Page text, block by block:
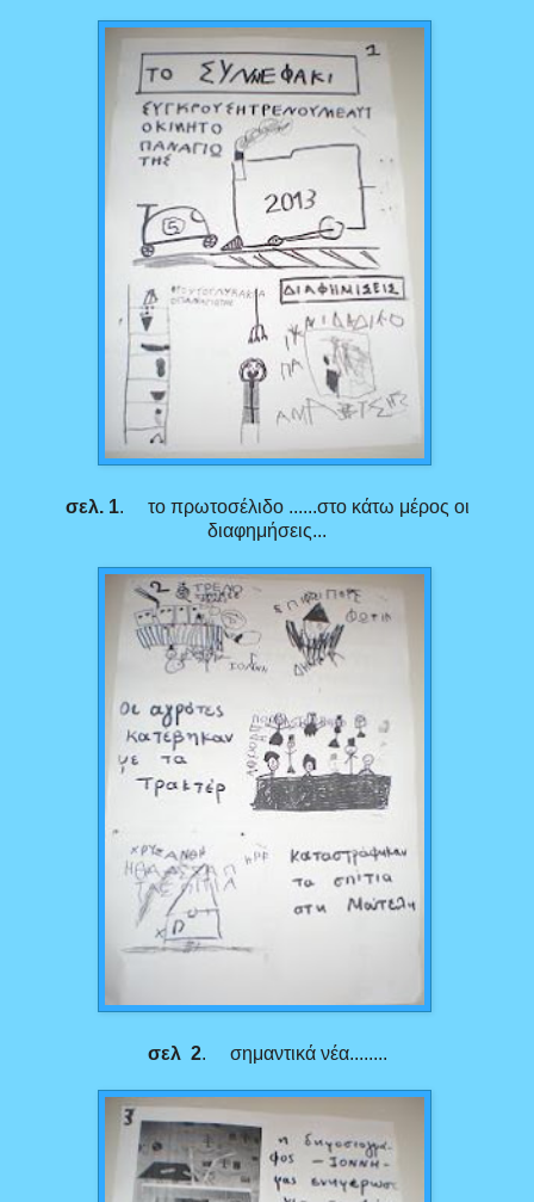
σελ. 1. το πρωτοσέλιδο ......στο κάτω μέρος οι
διαφημήσεις...
σελ 2. σημαντικά νέα........